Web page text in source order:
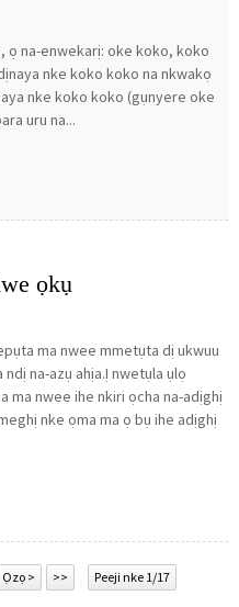
ọ na-enwekarị: oke koko, koko
nke koko koko na nkwakọ
nke koko koko (gụnyere oke
uru na...
ọkụ
ma nwee mmetụta dị ukwuu
na-azụ ahịa.Ị nwetụla ụlọ
ma nwee ihe nkiri ọcha na-adịghị
nke ọma ma ọ bụ ihe adịghị
Ọzọ > >> Peeji nke 1/17